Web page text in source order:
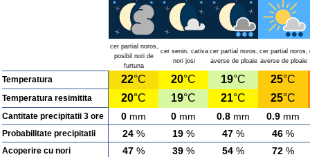
cer partial noros,
posibil nori de
furtuna
cer senin, cativa
nori josi
cer partial noros,
averse de ploaie
cer partial noros,
averse de ploaie
Temperatura 22°C 20°C 19°C 25°C
Temperatura resimitita 20°C 19°C 21°C 25°C
Cantitate precipitatii 3 ore 0 mm 0 mm 0.8 mm 0.9 mm
Probabilitate precipitatii 24 % 19 % 47 % 46 %
Acoperire cu nori 47 % 39 % 54 % 72 %